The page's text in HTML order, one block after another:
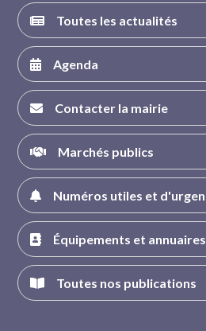
Toutes les actualités
Agenda
Contacter la mairie
Marchés publics
Numéros utiles et
Équipements et annuaires
Toutes nos publications